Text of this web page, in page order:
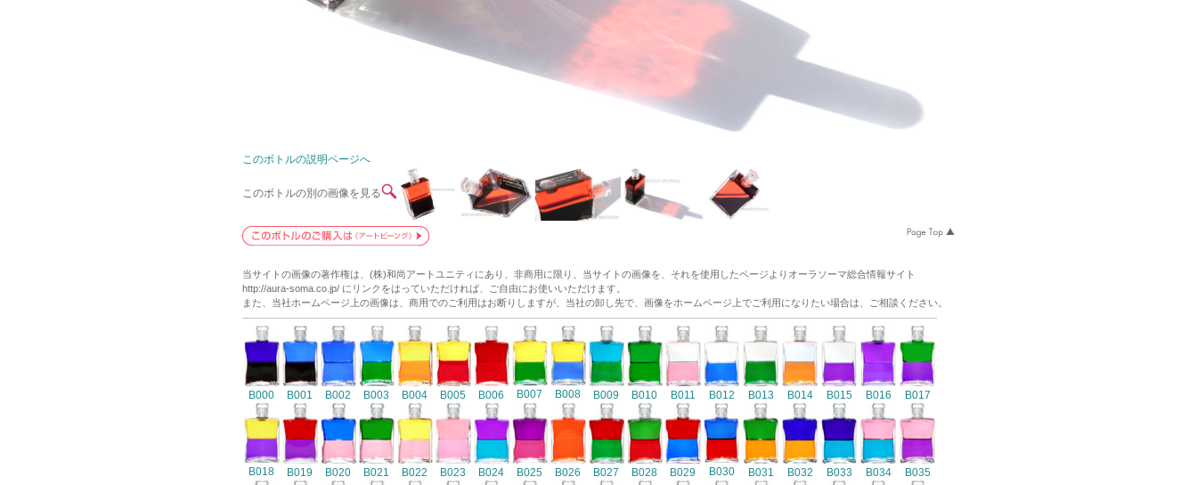
このボトルの説明ページへ
このボトルの別の画像を見る
当サイトの画像の著作権は、(株)和尚アートユニティにあり、非商用に限り、当サイトの画像を、それを使用したページよりオーラソーマ総合情報サイト
http://aura-soma.co.jp/ にリンクをはっていただければ、ご自由にお使いいただけます。
また、当社ホームページ上の画像は、商用でのご利用はお断りしますが、当社の卸し先で、画像をホームページ上でご利用になりたい場合は、ご相談ください。
B000 B001 B002 B003 B004 B005 B006 B007 B008 B009 B010 B011 B012 B013 B014 B015 B016 B017
B018 B019 B020 B021 B022 B023 B024 B025 B026 B027 B028 B029 B030 B031 B032 B033 B034 B035